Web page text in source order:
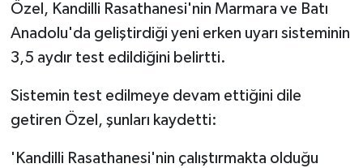
Özel, Kandilli Rasathanesi'nin Marmara ve Batı
Anadolu'da geliştirdiği yeni erken uyarı sisteminin
3,5 aydır test edildiğini belirtti.
Sistemin test edilmeye devam ettiğini dile
getiren Özel, şunları kaydetti:
'Kandilli Rasathanesi'nin çalıştırmakta olduğu
Gümüşhane Müftülüğü
Hakkari Müftülüğü
Hatay Müftülüğü